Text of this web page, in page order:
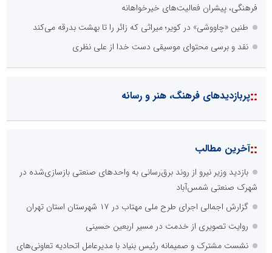
فرهنگی، پیشران فعالیت‌های خیرخواهانه
طنین «چاووشی» در کویر؛ میراثی که زائر را تا بهشت بدرقه می‌کند
نقد و برسی محتوای موسیقی دست خدا از علی نظری
::پربازدیدهای فرهنگ، هنر و رسانه
::آخرین مطالب
بازدید وزیر نیرو از روند برق‌رسانی به واحدهای صنعتی بازسازی‌شده در
شهرک صنعتی شمس‌آباد
گزارش اجمالی اجرای طرح ملی مهتاب در ۱۷ شهرستان استان تهران
روایت تصویری از خدمت در مسیر اربعین حسینی
نشست مشترک و صمیمانه رئیس بنیاد با مدیرعامل اتحادیه تعاونی‌های